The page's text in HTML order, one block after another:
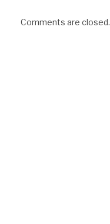
Comments are closed.